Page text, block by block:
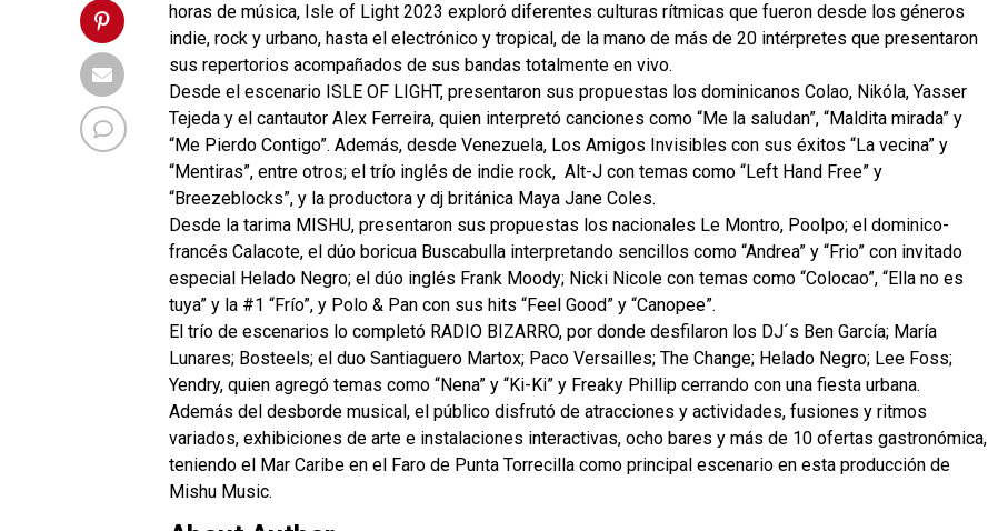
horas de música, Isle of Light 2023 exploró diferentes culturas rítmicas que fueron desde los géneros
indie, rock y urbano, hasta el electrónico y tropical, de la mano de más de 20 intérpretes que presentaron
sus repertorios acompañados de sus bandas totalmente en vivo.
Desde el escenario ISLE OF LIGHT, presentaron sus propuestas los dominicanos Colao, Nikóla, Yasser
Tejeda y el cantautor Alex Ferreira, quien interpretó canciones como “Me la saludan”, “Maldita mirada” y
“Me Pierdo Contigo”. Además, desde Venezuela, Los Amigos Invisibles con sus éxitos “La vecina” y
“Mentiras”, entre otros; el trío inglés de indie rock, Alt-J con temas como “Left Hand Free” y
“Breezeblocks”, y la productora y dj británica Maya Jane Coles.
Desde la tarima MISHU, presentaron sus propuestas los nacionales Le Montro, Poolpo; el dominico-
francés Calacote, el dúo boricua Buscabulla interpretando sencillos como “Andrea” y “Frio” con invitado
especial Helado Negro; el dúo inglés Frank Moody; Nicki Nicole con temas como “Colocao”, “Ella no es
tuya” y la #1 “Frío”, y Polo & Pan con sus hits “Feel Good” y “Canopee”.
El trío de escenarios lo completó RADIO BIZARRO, por donde desfilaron los DJ´s Ben García; María
Lunares; Bosteels; el duo Santiaguero Martox; Paco Versailles; The Change; Helado Negro; Lee Foss;
Yendry, quien agregó temas como “Nena” y “Ki-Ki” y Freaky Phillip cerrando con una fiesta urbana.
Además del desborde musical, el público disfrutó de atracciones y actividades, fusiones y ritmos
variados, exhibiciones de arte e instalaciones interactivas, ocho bares y más de 10 ofertas gastronómica,
teniendo el Mar Caribe en el Faro de Punta Torrecilla como principal escenario en esta producción de
Mishu Music.